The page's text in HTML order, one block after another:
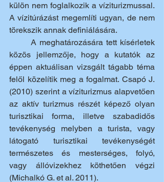
külön nem foglalkozik a víziturizmussal.
A vízitúrázást megemlíti ugyan, de nem
törekszik annak definiálására.
közös jellemzője, hogy a kutatók az
éppen aktuálisan vizsgált tágabb téma
felől közelítik meg a fogalmat. Csapó J.
(2010) szerint a víziturizmus alapvetően
az aktív turizmus részét képező olyan
turisztikai forma, illetve szabadidős
tevékenység melyben a turista, vagy
látogató turisztikai tevékenységét
természetes és mesterséges, folyó,
vagy állóvizekhez köthetően végzi
(Michalkó G. et al. 2011).